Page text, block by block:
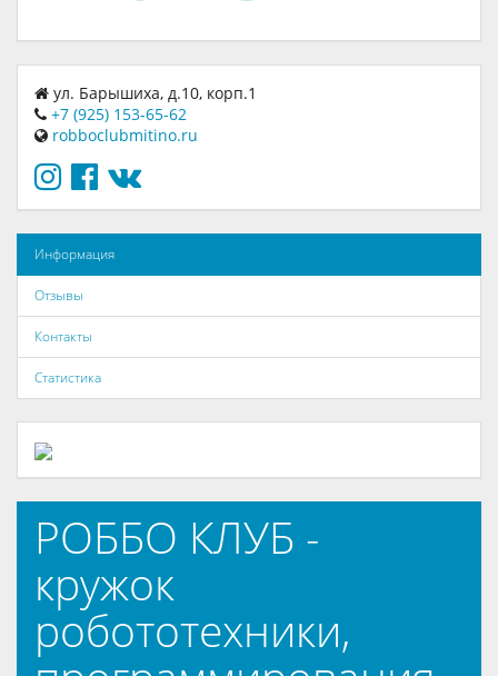
ул. Барышиха, д.10, корп.1
+7 (925) 153-65-62
robboclubmitino.ru
Информация
Отзывы
Контакты
Статистика
РОББО КЛУБ -
кружок
робототехники,